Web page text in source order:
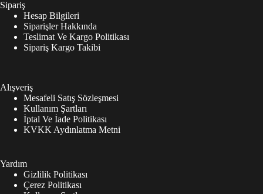
Sipariş
Hesap Bilgileri
Siparişler Hakkında
Teslimat Ve Kargo Politikası
Sipariş Kargo Takibi
Alışveriş
Mesafeli Satış Sözleşmesi
Kullanım Şartları
İptal Ve İade Politikası
KVKK Aydınlatma Metni
Yardım
Gizlilik Politikası
Çerez Politikası